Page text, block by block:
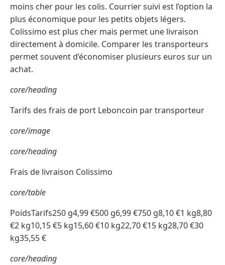
moins cher pour les colis. Courrier suivi est l’option la
plus économique pour les petits objets légers.
Colissimo est plus cher mais permet une livraison
directement à domicile. Comparer les transporteurs
permet souvent d’économiser plusieurs euros sur un
achat.
core/heading
Tarifs des frais de port Leboncoin par transporteur
core/image
core/heading
Frais de livraison Colissimo
core/table
PoidsTarifs250 g4,99 €500 g6,99 €750 g8,10 €1 kg8,80
€2 kg10,15 €5 kg15,60 €10 kg22,70 €15 kg28,70 €30
kg35,55 €
core/heading